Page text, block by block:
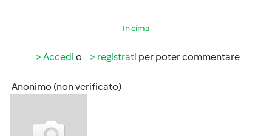
In cima
Accedi o registrati per poter commentare
Anonimo (non verificato)